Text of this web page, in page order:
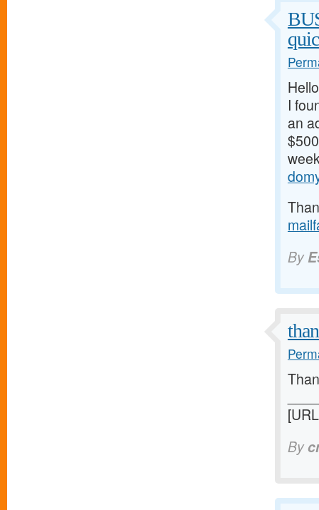
I
an
By
By